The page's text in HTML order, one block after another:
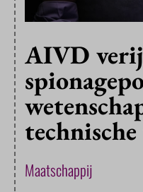
AIVD
Maatschappij